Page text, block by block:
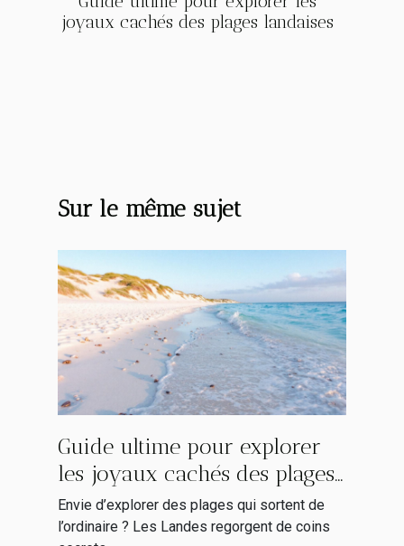
joyaux cachés des plages landaises
Sur le même sujet
Guide ultime pour explorer
les joyaux cachés des plages
landaises
Envie d’explorer des plages qui sortent de
l’ordinaire ? Les Landes regorgent de coins